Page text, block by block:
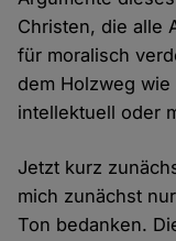
Christen, die alle
für moralisch
dem Holzweg
intellektuell oder
Jetzt kurz
mich zunächst
Ton bedanken.